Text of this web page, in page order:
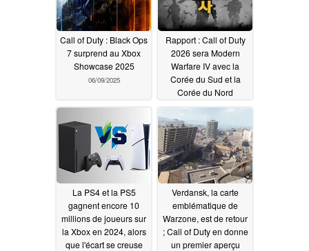
Call of Duty : Black Ops
7 surprend au Xbox
Showcase 2025
06/09/2025
Rapport : Call of Duty
2026 sera Modern
Warfare IV avec la
Corée du Sud et la
Corée du Nord
06/05/2025
La PS4 et la PS5
gagnent encore 10
millions de joueurs sur
la Xbox en 2024, alors
que l'écart se creuse
Verdansk, la carte
emblématique de
Warzone, est de retour
; Call of Duty en donne
un premier aperçu